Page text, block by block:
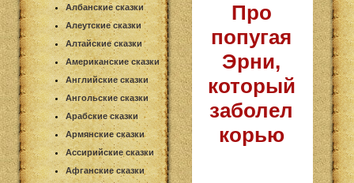
Албанские сказки
Алеутские сказки
Алтайские сказки
Американские сказки
Английские сказки
Ангольские сказки
Арабские сказки
Армянские сказки
Ассирийские сказки
Афганские сказки
Про
попугая
Эрни,
который
заболел
корью